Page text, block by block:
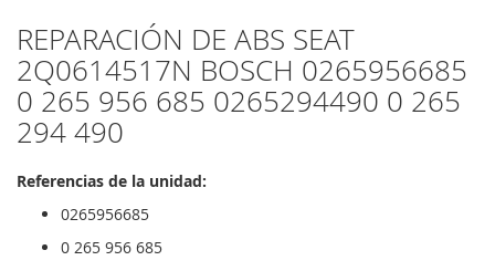
REPARACIÓN DE ABS SEAT
2Q0614517N BOSCH 0265956685
0 265 956 685 0265294490 0 265
294 490
Referencias de la unidad:
0265956685
0 265 956 685